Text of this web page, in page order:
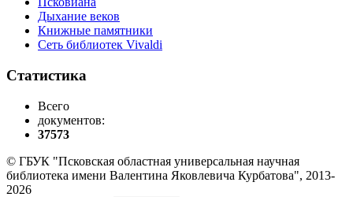
Дыхание веков
Книжные памятники
Сеть библиотек Vivaldi
Статистика
Всего
документов:
37573
© ГБУК "Псковская областная универсальная научная
библиотека имени Валентина Яковлевича Курбатова", 2013-
2026